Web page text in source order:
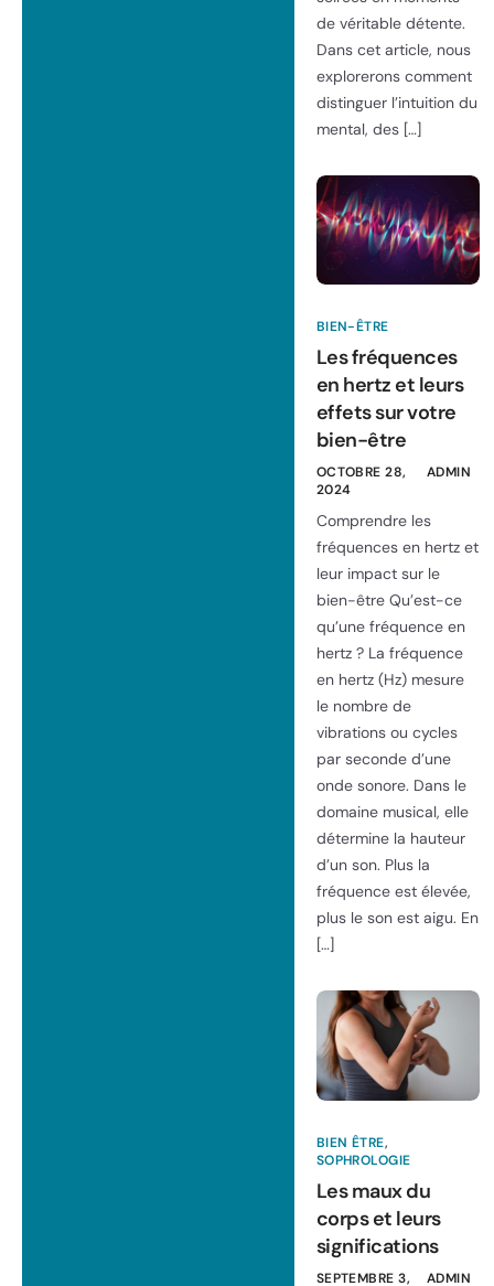
de véritable détente.
Dans cet article, nous
explorerons comment
distinguer l’intuition du
mental, des […]
BIEN-ÊTRE
Les fréquences
en hertz et leurs
effets sur votre
bien-être
OCTOBRE 28,
2024
ADMIN
Comprendre les
fréquences en hertz et
leur impact sur le
bien-être Qu’est-ce
qu’une fréquence en
hertz ? La fréquence
en hertz (Hz) mesure
le nombre de
vibrations ou cycles
par seconde d’une
onde sonore. Dans le
domaine musical, elle
détermine la hauteur
d’un son. Plus la
fréquence est élevée,
plus le son est aigu. En
[…]
BIEN ÊTRE,
SOPHROLOGIE
Les maux du
corps et leurs
significations
SEPTEMBRE 3,
ADMIN